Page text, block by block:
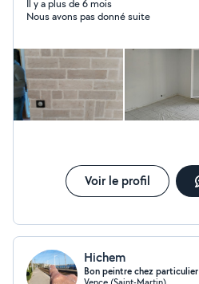
Il y a plus de 6 mois
Nous avons pas donné suite
Voir le profil
Hichem
Bon peintre chez particulier